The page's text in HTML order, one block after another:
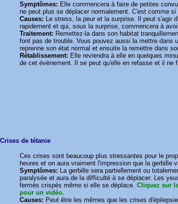
Symptômes: Elle commencera à faire de petites
ne peut plus se déplacer normalement. C'est comme
Causes: Le stress, la peur et la surprise. Il peut s'agir
rapidement et qui, sous la surprise, commencera à
Traitement: Remettez-la dans son habitat
font pas de trouble. Vous pouvez aussi la mettre dans
reprenne son état normal et ensuite la remettre dans
Rétablissement: Elle reviendra à elle en quelques
de cet évènement. Il se peut qu'elle en refasse et il ne
Crises de tétanie
Ces crises sont beaucoup plus stressantes pour le
heures et on aura vraiment l'impression que la gerbille
Symptômes: La gerbille sera partiellement ou
paralysée et aura de la difficulté à se déplacer. Les
fermés crispés même si elle se déplace. Cliquez sur
pour un vidéo.
Causes: Peut être les mêmes que les crises